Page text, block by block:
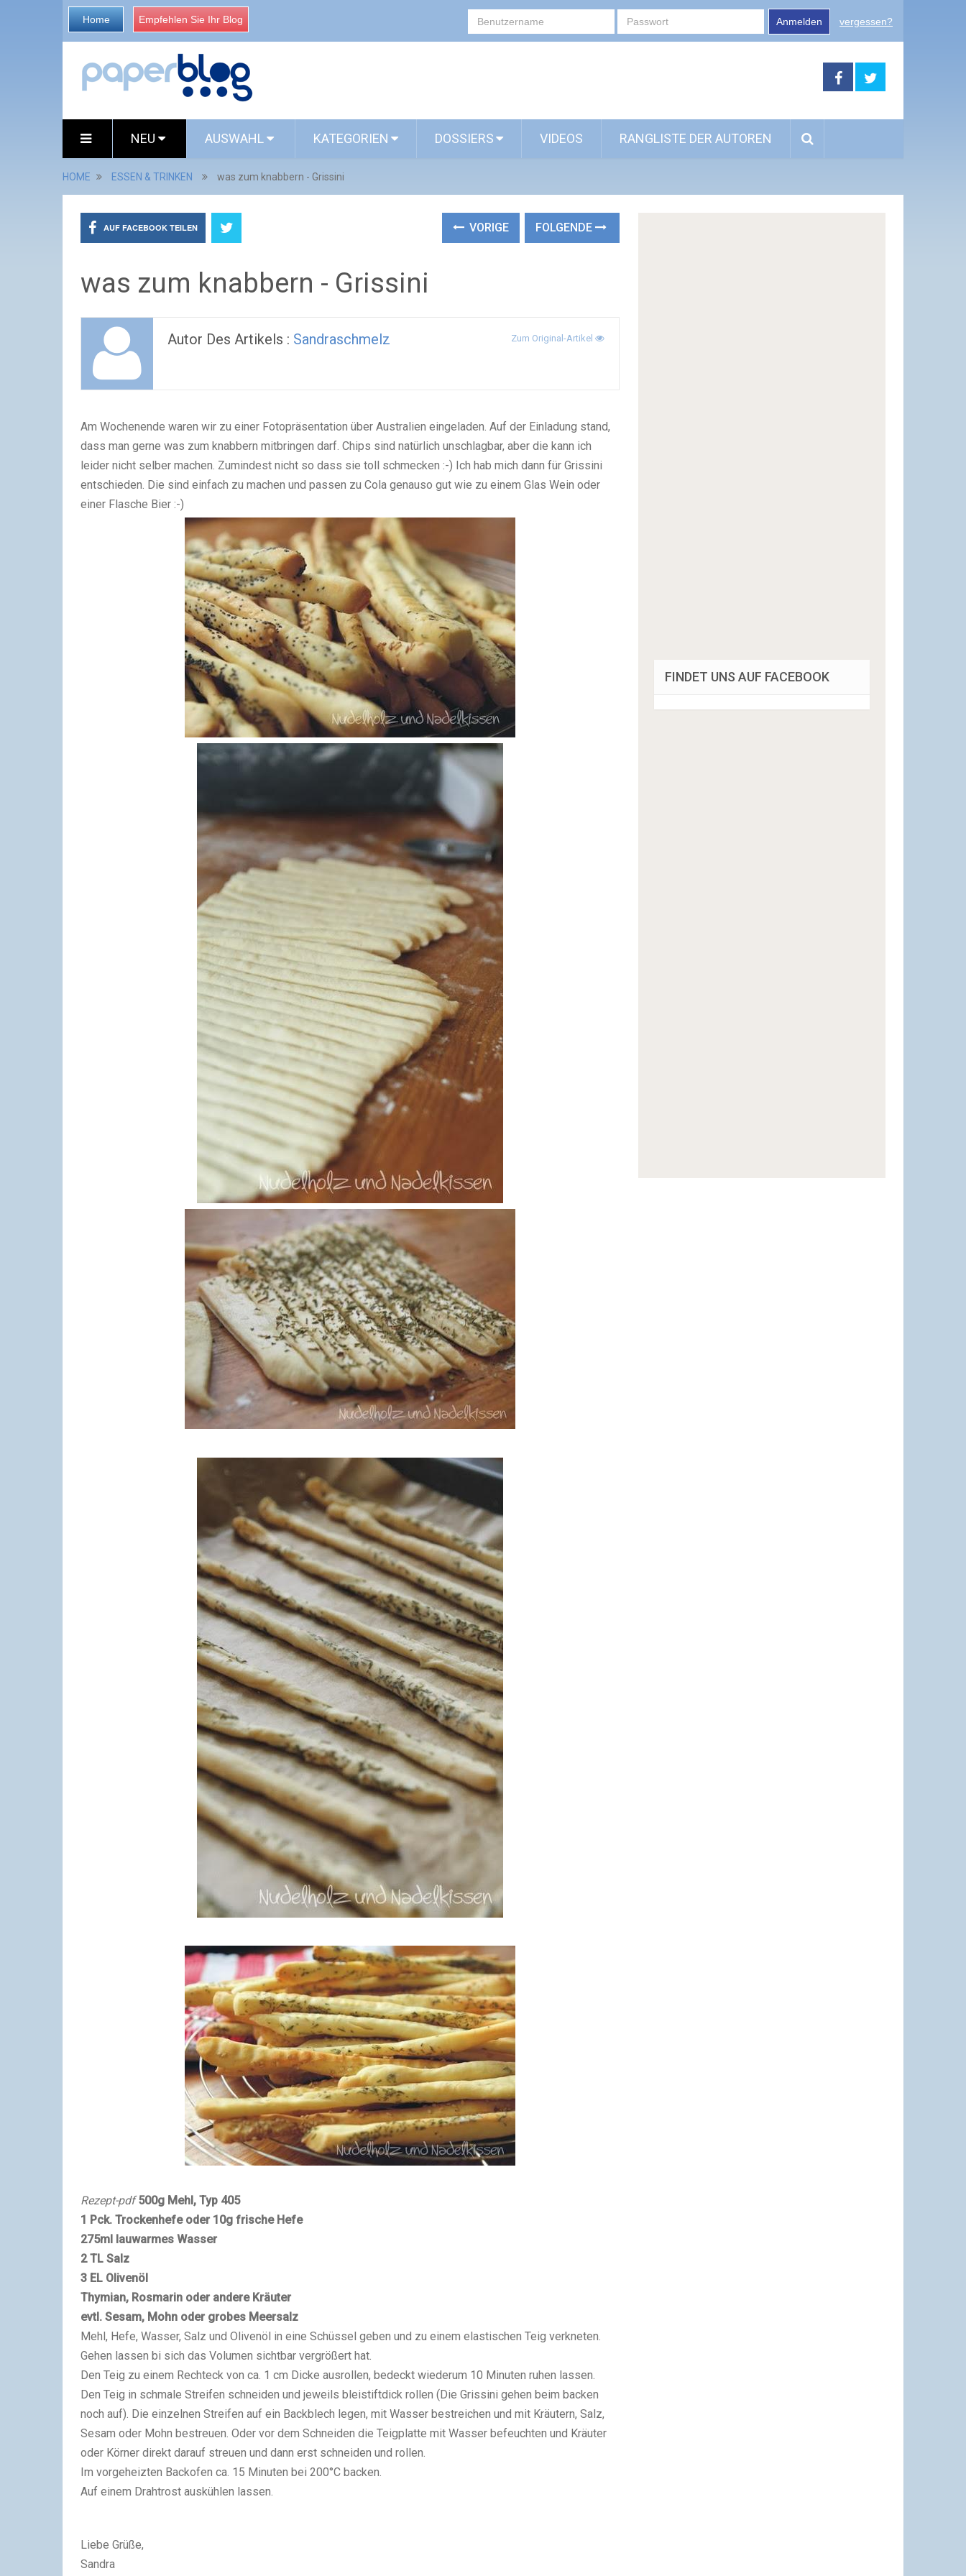
Home Empfehlen Sie Ihr Blog Anmelden vergessen?
NEU AUSWAHL KATEGORIEN DOSSIERS VIDEOS RANGLISTE DER AUTOREN
HOME ESSEN & TRINKEN was zum knabbern - Grissini
AUF FACEBOOK TEILEN VORIGE FOLGENDE
was zum knabbern - Grissini
Autor Des Artikels : Sandraschmelz Zum Original-Artikel
Am Wochenende waren wir zu einer Fotopräsentation über Australien eingeladen. Auf der Einladung stand,
dass man gerne was zum knabbern mitbringen darf. Chips sind natürlich unschlagbar, aber die kann ich
leider nicht selber machen. Zumindest nicht so dass sie toll schmecken :-) Ich hab mich dann für Grissini
entschieden. Die sind einfach zu machen und passen zu Cola genauso gut wie zu einem Glas Wein oder
einer Flasche Bier :-)
Rezept-pdf 500g Mehl, Typ 405
1 Pck. Trockenhefe oder 10g frische Hefe
275ml lauwarmes Wasser
2 TL Salz
3 EL Olivenöl
Thymian, Rosmarin oder andere Kräuter
evtl. Sesam, Mohn oder grobes Meersalz
Mehl, Hefe, Wasser, Salz und Olivenöl in eine Schüssel geben und zu einem elastischen Teig verkneten.
Gehen lassen bi sich das Volumen sichtbar vergrößert hat.
Den Teig zu einem Rechteck von ca. 1 cm Dicke ausrollen, bedeckt wiederum 10 Minuten ruhen lassen.
Den Teig in schmale Streifen schneiden und jeweils bleistiftdick rollen (Die Grissini gehen beim backen
noch auf). Die einzelnen Streifen auf ein Backblech legen, mit Wasser bestreichen und mit Kräutern, Salz,
Sesam oder Mohn bestreuen. Oder vor dem Schneiden die Teigplatte mit Wasser befeuchten und Kräuter
oder Körner direkt darauf streuen und dann erst schneiden und rollen.
Im vorgeheizten Backofen ca. 15 Minuten bei 200°C backen.
Auf einem Drahtrost auskühlen lassen.
Liebe Grüße,
Sandra
FINDET UNS AUF FACEBOOK